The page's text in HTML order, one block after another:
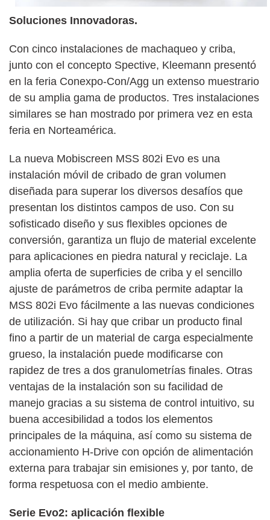
Soluciones Innovadoras.
Con cinco instalaciones de machaqueo y criba,
junto con el concepto Spective, Kleemann presentó
en la feria Conexpo-Con/Agg un extenso muestrario
de su amplia gama de productos. Tres instalaciones
similares se han mostrado por primera vez en esta
feria en Norteamérica.
La nueva Mobiscreen MSS 802i Evo es una
instalación móvil de cribado de gran volumen
diseñada para superar los diversos desafíos que
presentan los distintos campos de uso. Con su
sofisticado diseño y sus flexibles opciones de
conversión, garantiza un flujo de material excelente
para aplicaciones en piedra natural y reciclaje. La
amplia oferta de superficies de criba y el sencillo
ajuste de parámetros de criba permite adaptar la
MSS 802i Evo fácilmente a las nuevas condiciones
de utilización. Si hay que cribar un producto final
fino a partir de un material de carga especialmente
grueso, la instalación puede modificarse con
rapidez de tres a dos granulometrías finales. Otras
ventajas de la instalación son su facilidad de
manejo gracias a su sistema de control intuitivo, su
buena accesibilidad a todos los elementos
principales de la máquina, así como su sistema de
accionamiento H-Drive con opción de alimentación
externa para trabajar sin emisiones y, por tanto, de
forma respetuosa con el medio ambiente.
Serie Evo2: aplicación flexible